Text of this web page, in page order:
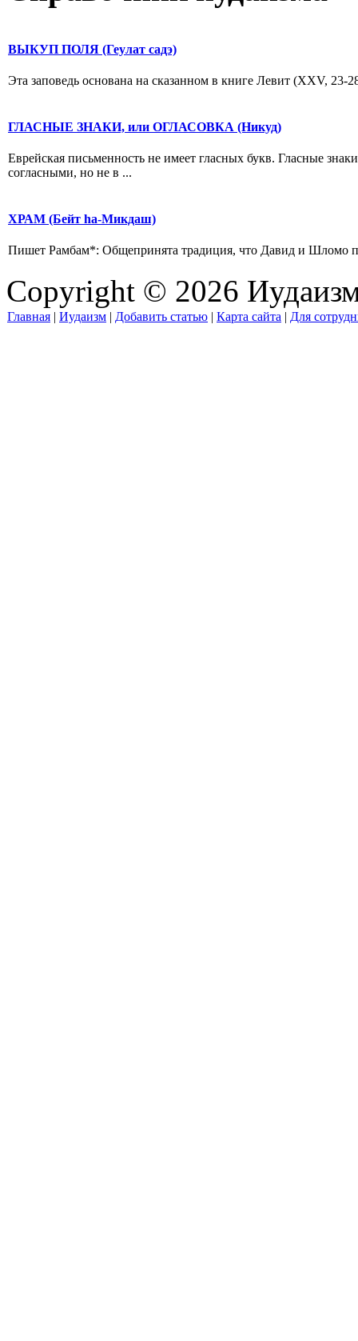
ВЫКУП ПОЛЯ (Геулат садэ)
Эта заповедь основана на сказанном в книге Левит (XXV,
ГЛАСНЫЕ ЗНАКИ, или ОГЛАСОВКА (Никуд)
Еврейская письменность не имеет гласных букв. Гласные
согласными, но не в ...
ХРАМ (Бейт hа-Микдаш)
Пишет Рамбам*: Общепринята традиция, что Давид и Шломо
Copyright © 2026
Главная | Иудаизм | Добавить статью | Карта сайта | Для